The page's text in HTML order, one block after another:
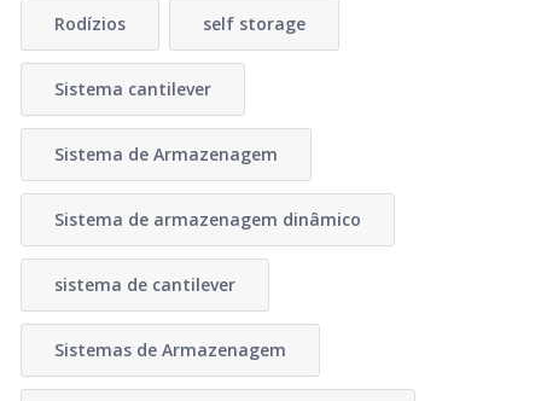
Rodízios self storage
Sistema cantilever
Sistema de Armazenagem
Sistema de armazenagem dinâmico
sistema de cantilever
Sistemas de Armazenagem